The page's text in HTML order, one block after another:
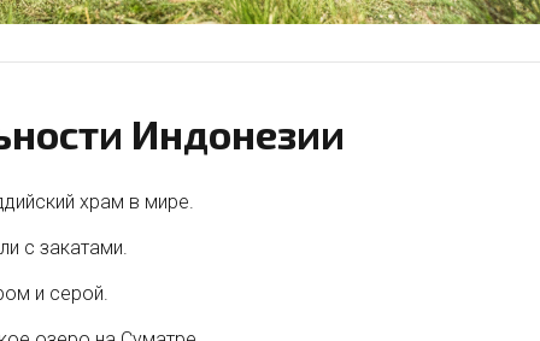
Индонезии
храм в мире.
с закатами.
и серой.